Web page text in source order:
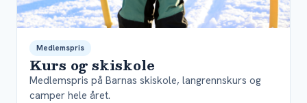
Medlemspris
Kurs og skiskole
Medlemspris på Barnas skiskole, langrennskurs og
camper hele året.